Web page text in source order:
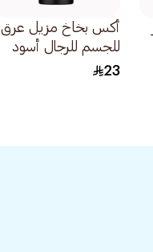
أكس بخاخ مزيل عرق
للجسم للرجال أسود
150مل
23